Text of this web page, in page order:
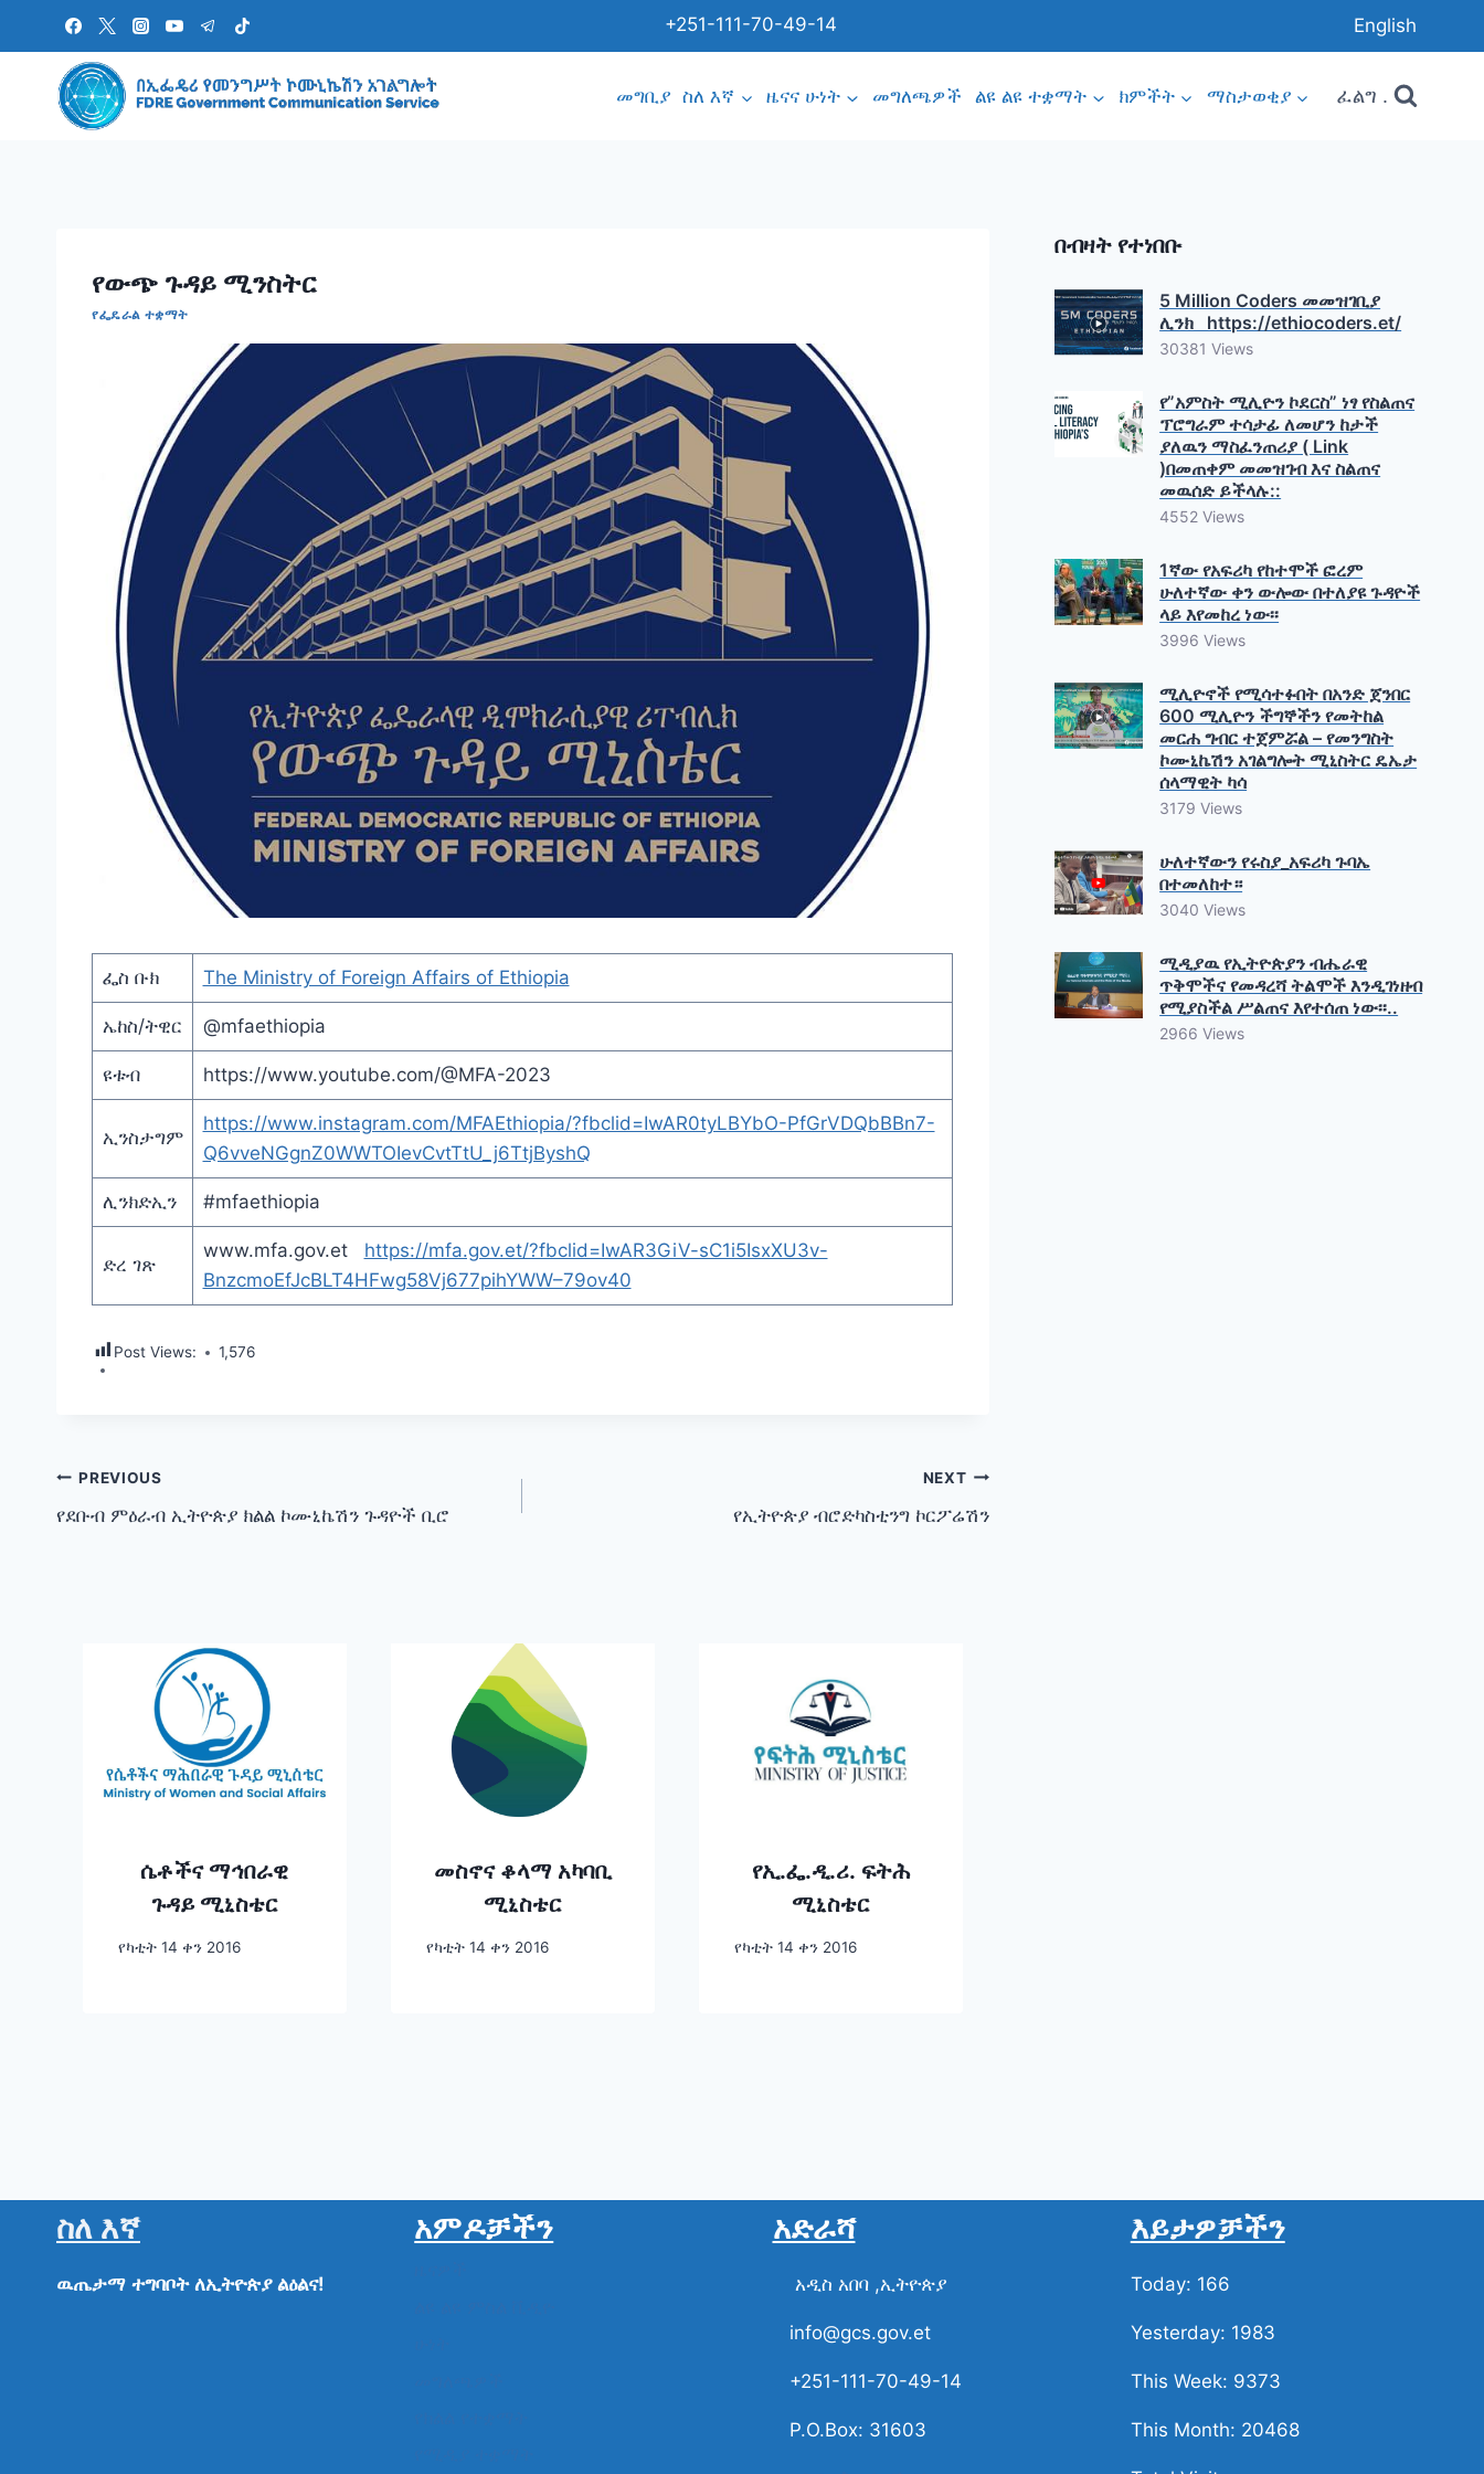
content
+251-111-70-49-14 English
መግቢያ ስለ እኛ ዜናና ሁነት መግለጫዎች ልዩ ልዩ ተቋማት ክምችት ማስታወቂያ ፈልግ .
የውጭ ጉዳይ ሚንስትር
የፌዴራል ተቋማት
ፌስ ቡክ The Ministry of Foreign Affairs of Ethiopia
ኤከስ/ትዊር @mfaethiopia
ዩቱብ https://www.youtube.com/@MFA-2023
ኢንስታግም
https://www.instagram.com/MFAEthiopia/?fbclid=IwAR0tyLBYbO-PfGrVDQbBBn7-
Q6vveNGgnZ0WWTOIevCvtTtU_j6TtjByshQ
ሊንክድኢን #mfaethiopia
ድረ ገጽ
www.mfa.gov.et https://mfa.gov.et/?fbclid=IwAR3GiV-sC1i5IsxXU3v-
BnzcmoEfJcBLT4HFwg58Vj677pihYWW–79ov40
Post Views: 1,576
Post
navigation
PREVIOUS
የደቡብ ምዕራብ ኢትዮጵያ ክልል ኮሙኒኬሽን ጉዳዮች ቢሮ
NEXT
የኢትዮጵያ ብሮድካስቲንግ ኮርፖሬሽን
ሴቶችና ማኅበራዊ
ጉዳይ ሚኒስቴር
የካቲት 14 ቀን 2016
መስኖና ቆላማ አካባቢ
ሚኒስቴር
የካቲት 14 ቀን 2016
የኢ.ፌ.ዲ.ሪ. ፍትሕ
ሚኒስቴር
የካቲት 14 ቀን 2016
በብዛት የተነበቡ
5 Million Coders መመዝገቢያ
ሊንክ https://ethiocoders.et/
30381 Views
የ”አምስት ሚሊዮን ኮደርስ” ነፃ የስልጠና
ፕሮግራም ተሳታፊ ለመሆን ከታች
ያለዉን ማስፈንጠሪያ ( Link
)በመጠቀም መመዝገብ እና ስልጠና
መዉሰድ ይችላሉ::
4552 Views
1ኛው የአፍሪካ የከተሞች ፎረም
ሁለተኛው ቀን ውሎው በተለያዩ ጉዳዮች
ላይ እየመከረ ነው፡፡
3996 Views
ሚሊዮኖች የሚሳተፉበት በአንድ ጀንበር
600 ሚሊዮን ችግኞችን የመትከል
መርሐ ግብር ተጀምሯል – የመንግስት
ኮሙኒኬሽን አገልግሎት ሚኒስትር ዴኤታ
ሰላማዊት ካሳ
3179 Views
ሁለተኛውን የሩስያ_አፍሪካ ጉባኤ
በተመለከተ።
3040 Views
ሚዲያዉ የኢትዮጵያን ብሔራዊ
ጥቅሞችና የመዳረሻ ትልሞች እንዲገነዘብ
የሚያስችል ሥልጠና እየተሰጠ ነው፡፡..
2966 Views
ስለ እኛ
ዉጤታማ ተግባቦት ለኢትዮጵያ ልዕልና!
አምዶቻችን አድራሻ
አዲስ አበባ ,ኢትዮጵያ
info@gcs.gov.et
+251-111-70-49-14
P.O.Box: 31603
እይታዎቻችን
Today: 166
Yesterday: 1983
This Week: 9373
This Month: 20468